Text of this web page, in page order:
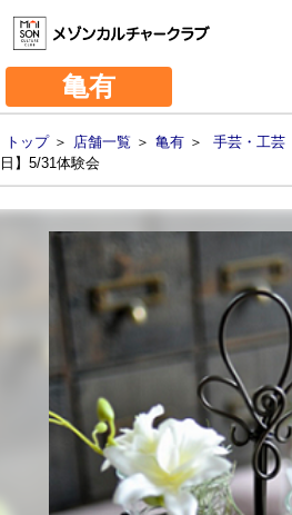
亀有
トップ＞ 店舗一覧 ＞ 亀有 ＞ 手芸・工芸
日】5/31体験会